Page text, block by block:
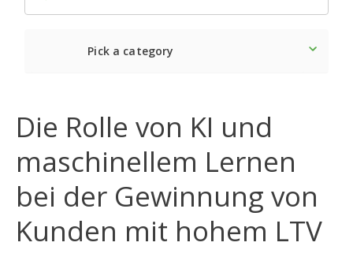
Pick a category
Die Rolle von KI und
maschinellem Lernen
bei der Gewinnung von
Kunden mit hohem LTV